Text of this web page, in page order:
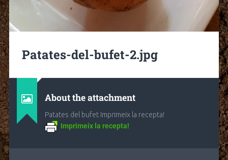
Patates-del-bufet-2.jpg
About the attachment
Patates del bufet Imprimeix la recepta!
Imprimeix la recepta!